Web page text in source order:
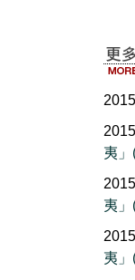
夷」
夷」
夷」